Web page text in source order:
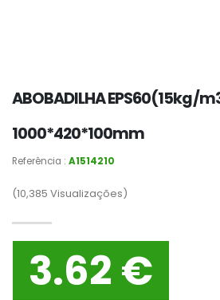
ABOBADILHA EPS60(15kg/
1000*420*100mm
Referência : A1514210
(10,385 Visualizações)
3.62 €